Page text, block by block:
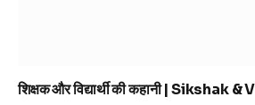
शिक्षक और विद्यार्थी की कहानी | Sikshak